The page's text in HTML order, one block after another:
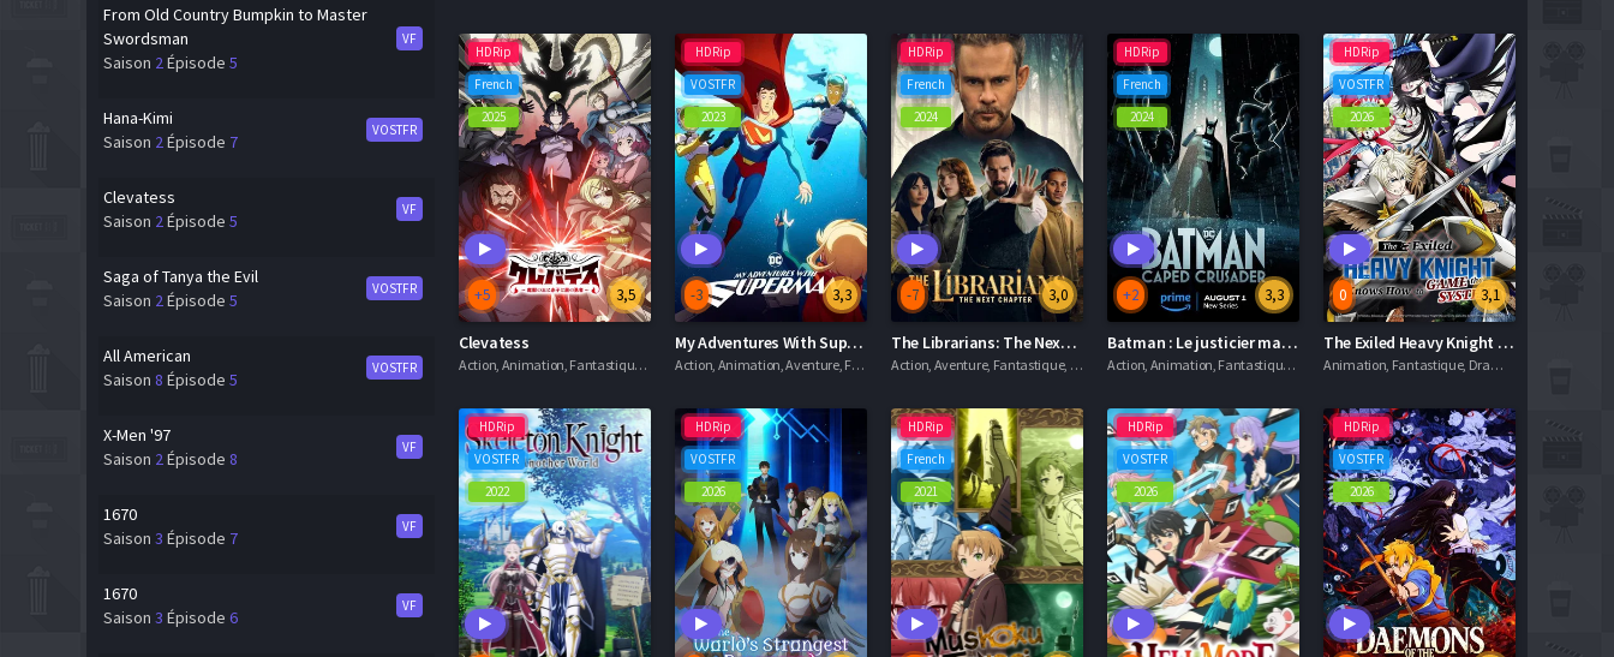
From Old Country Bumpkin to Master
Swordsman
Saison 2 Épisode 5
VF
Hana-Kimi
Saison 2 Épisode 7
VOSTFR
Clevatess
Saison 2 Épisode 5
VF
Saga of Tanya the Evil
Saison 2 Épisode 5
VOSTFR
All American
Saison 8 Épisode 5
VOSTFR
X-Men '97
Saison 2 Épisode 8
VF
1670
Saison 3 Épisode 7
VF
1670
Saison 3 Épisode 6
VF
HDRip
French
2025
3,5
+5
Clevatess
Action, Animation, Fantastique, Séries VF
HDRip
VOSTFR
2023
3,3
-3
My Adventures With Superman
Action, Animation, Aventure, Fantastique, Séries VOSTFR
HDRip
French
2024
3,0
-7
The Librarians: The Next Chapter
Action, Aventure, Fantastique, Séries VF
HDRip
French
2024
3,3
+2
Batman : Le justicier masqué
Action, Animation, Fantastique, Séries VF
HDRip
VOSTFR
2026
3,1
0
The Exiled Heavy Knight Knows How to Game the System
Animation, Fantastique, Drame, Séries VOSTFR
HDRip
VOSTFR
2022
HDRip
VOSTFR
2026
HDRip
French
2021
HDRip
VOSTFR
2026
HDRip
VOSTFR
2026